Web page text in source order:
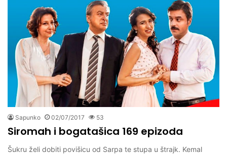
Sapunko 02/07/2017 53
Siromah i bogatašica 169 epizoda
Šukru želi dobiti povišicu od Sarpa te stupa u štrajk. Kemal